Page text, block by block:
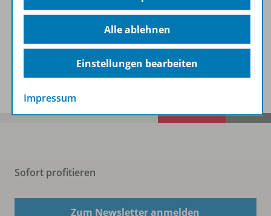
Spar-Pakete
Sofort profitieren
Zum Newsletter anmelden
Alle ablehnen
Einstellungen bearbeiten
Impressum